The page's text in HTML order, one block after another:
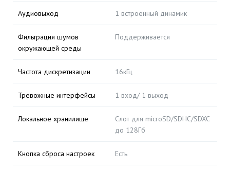
Аудиовыход 1 встроенный динамик
Фильтрация шумов
окружающей среды
Поддерживается
Частота дискретизации 16кГц
Тревожные интерфейсы 1 вход/ 1 выход
Локальное хранилище
Слот для microSD/SDHC/SDXC
до 128Гб
Кнопка сброса настроек Есть